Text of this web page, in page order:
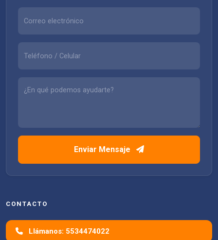
Enviar Mensaje
CONTACTO
Llámanos: 5534474022